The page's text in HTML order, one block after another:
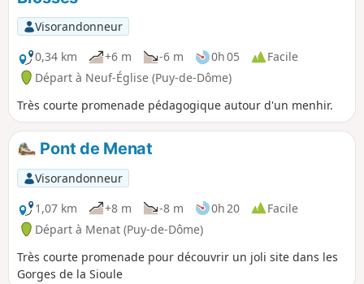
Visorandonneur
0,34 km
+6 m -6 m 0h 05
Facile
Départ à Neuf-Église (Puy-de-Dôme)
Très courte promenade pédagogique autour d'un menhir.
Pont de Menat
Visorandonneur
1,07 km
+8 m -8 m 0h 20
Facile
Départ à Menat (Puy-de-Dôme)
Très courte promenade pour découvrir un joli site dans les
Gorges de la Sioule